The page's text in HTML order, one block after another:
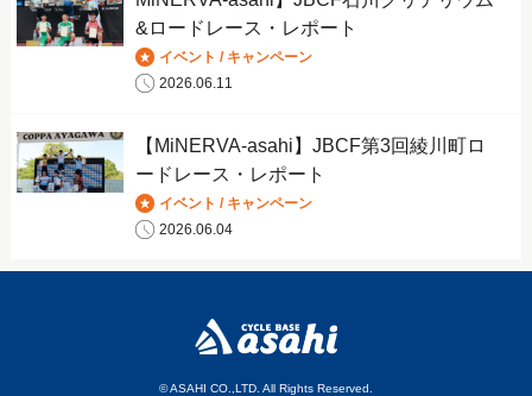
&ロードレース・レポート
イベント / キャンペーン
2026.06.11
【MiNERVA-asahi】JBCF第3回綾川町ロ
ードレース・レポート
イベント / キャンペーン
2026.06.04
© ASAHI CO.,LTD. All Rights Reserved.